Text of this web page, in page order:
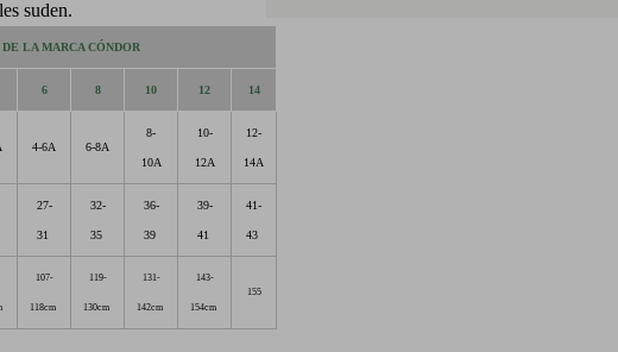
suden.
LA MARCA CÓNDOR
6 8 10 12 14
4-6A 6-8A
8-
10A
10-
12A
12-
14A
27-
31
32-
35
36-
39
39-
41
41-
43
107-
118cm
119-
130cm
131-
142cm
143-
154cm
155